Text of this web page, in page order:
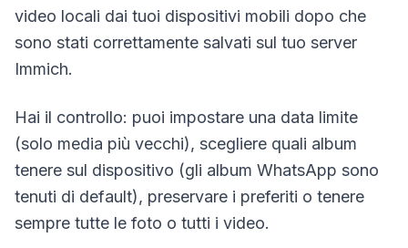
video locali dai tuoi dispositivi mobili dopo che
sono stati correttamente salvati sul tuo server
Immich.
Hai il controllo: puoi impostare una data limite
(solo media più vecchi), scegliere quali album
tenere sul dispositivo (gli album WhatsApp sono
tenuti di default), preservare i preferiti o tenere
sempre tutte le foto o tutti i video.